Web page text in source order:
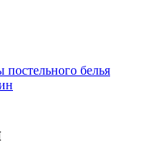
белья